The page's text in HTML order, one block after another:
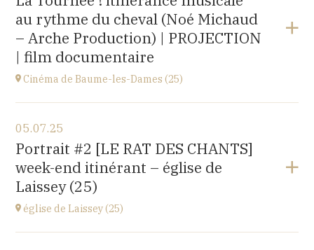
place St Martin, 25110 Baume-les-Dames
à17H00
au rythme du cheval (Noé Michaud
– Arche Production) | PROJECTION
| film documentaire
Cinéma de Baume-les-Dames (25)
Stella Cinéma,
14 rue Juifs, 25110 Baume les Dames
à14H30
05.07.25
Portrait #2 [LE RAT DES CHANTS]
week-end itinérant – église de
Laissey (25)
église de Laissey (25)